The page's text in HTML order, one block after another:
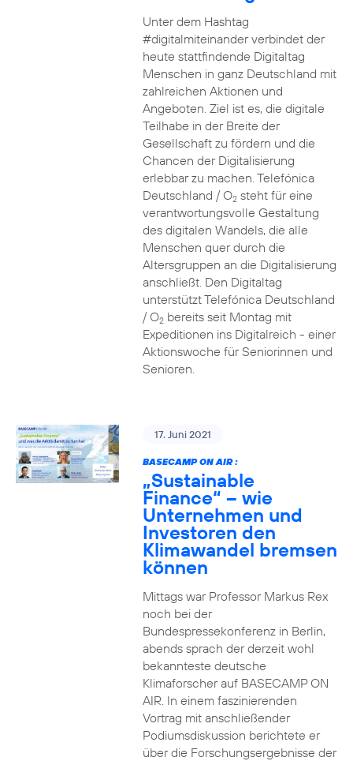
Unter dem Hashtag
#digitalmiteinander verbindet der
heute stattfindende Digitaltag
Menschen in ganz Deutschland mit
zahlreichen Aktionen und
Angeboten. Ziel ist es, die digitale
Teilhabe in der Breite der
Gesellschaft zu fördern und die
Chancen der Digitalisierung
erlebbar zu machen. Telefónica
Deutschland / O2steht für eine
verantwortungsvolle Gestaltung
des digitalen Wandels, die alle
Menschen quer durch die
Altersgruppen an die Digitalisierung
anschließt. Den Digitaltag
unterstützt Telefónica Deutschland
/ O2bereits seit Montag mit
Expeditionen ins Digitalreich - einer
Aktionswoche für Seniorinnen und
Senioren.
17. Juni 2021
BASECAMP ON AIR :
„Sustainable
Finance“ – wie
Unternehmen und
Investoren den
Klimawandel bremsen
können
Mittags war Professor Markus Rex
noch bei der
Bundespressekonferenz in Berlin,
abends sprach der derzeit wohl
bekannteste deutsche
Klimaforscher auf BASECAMP ON
AIR. In einem faszinierenden
Vortrag mit anschließender
Podiumsdiskussion berichtete er
über die Forschungsergebnisse der